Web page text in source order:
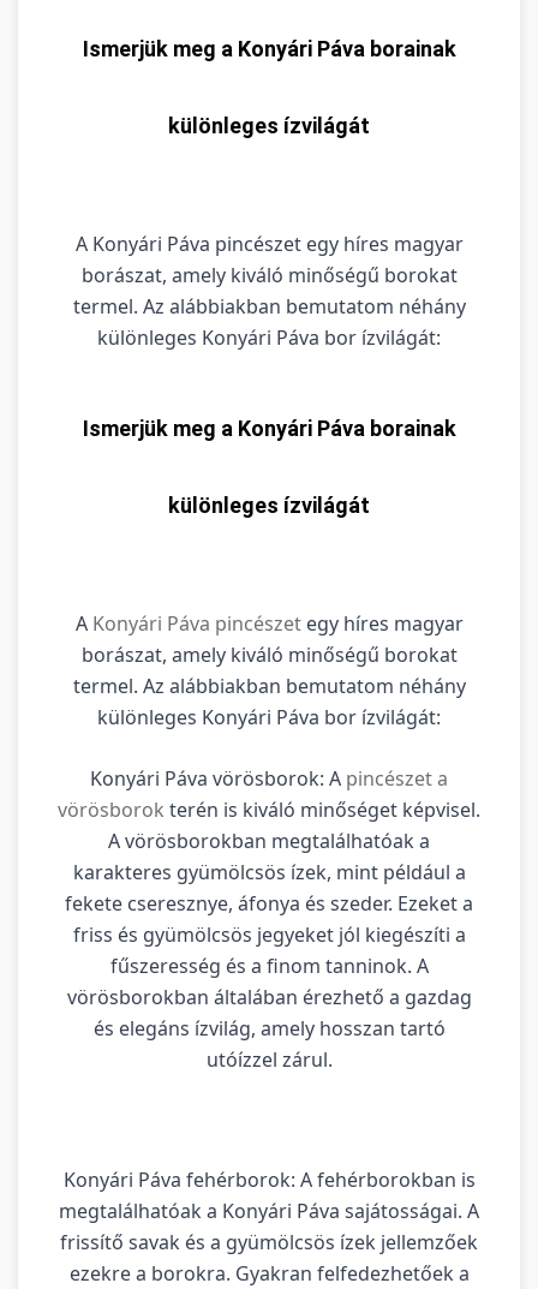
Ismerjük meg a Konyári Páva borainak
különleges ízvilágát
A Konyári Páva pincészet egy híres magyar
borászat, amely kiváló minőségű borokat
termel. Az alábbiakban bemutatom néhány
különleges Konyári Páva bor ízvilágát:
Ismerjük meg a Konyári Páva borainak
különleges ízvilágát
A Konyári Páva pincészetegy híres magyar
borászat, amely kiváló minőségű borokat
termel. Az alábbiakban bemutatom néhány
különleges Konyári Páva bor ízvilágát:
Konyári Páva vörösborok: A pincészet a
vörösborok terén is kiváló minőséget képvisel.
A vörösborokban megtalálhatóak a
karakteres gyümölcsös ízek, mint például a
fekete cseresznye, áfonya és szeder. Ezeket a
friss és gyümölcsös jegyeket jól kiegészíti a
fűszeresség és a finom tanninok. A
vörösborokban általában érezhető a gazdag
és elegáns ízvilág, amely hosszan tartó
utóízzel zárul.
Konyári Páva fehérborok: A fehérborokban is
megtalálhatóak a Konyári Páva sajátosságai. A
frissítő savak és a gyümölcsös ízek jellemzőek
ezekre a borokra. Gyakran felfedezhetőek a